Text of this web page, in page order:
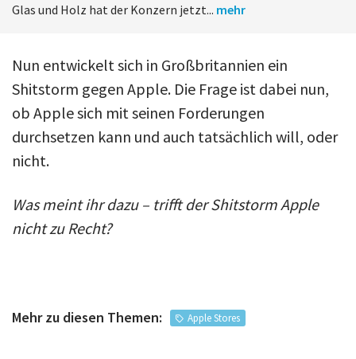
Glas und Holz hat der Konzern jetzt... mehr
Nun entwickelt sich in Großbritannien ein
Shitstorm gegen Apple. Die Frage ist dabei nun,
ob Apple sich mit seinen Forderungen
durchsetzen kann und auch tatsächlich will, oder
nicht.
Was meint ihr dazu – trifft der Shitstorm Apple
nicht zu Recht?
Mehr zu diesen Themen: Apple Stores